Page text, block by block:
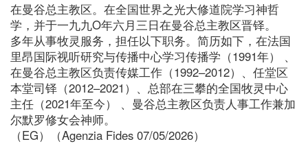
在曼谷总主教区。在全国世界之光大修道院学习神哲
学，并于一九九O年六月三日在曼谷总主教区晋铎。
多年从事牧灵服务，担任以下职务。简历如下，在法国
里昂国际视听研究与传播中心学习传播学（1991年） 、
在曼谷总主教区负责传媒工作（1992–2012）、任堂区
本堂司铎（2012–2021）、总部在三攀的全国牧灵中心
主任（2021年至今） 、曼谷总主教区负责人事工作兼加
尔默罗修女会神师。
（EG）（Agenzia Fides 07/05/2026）